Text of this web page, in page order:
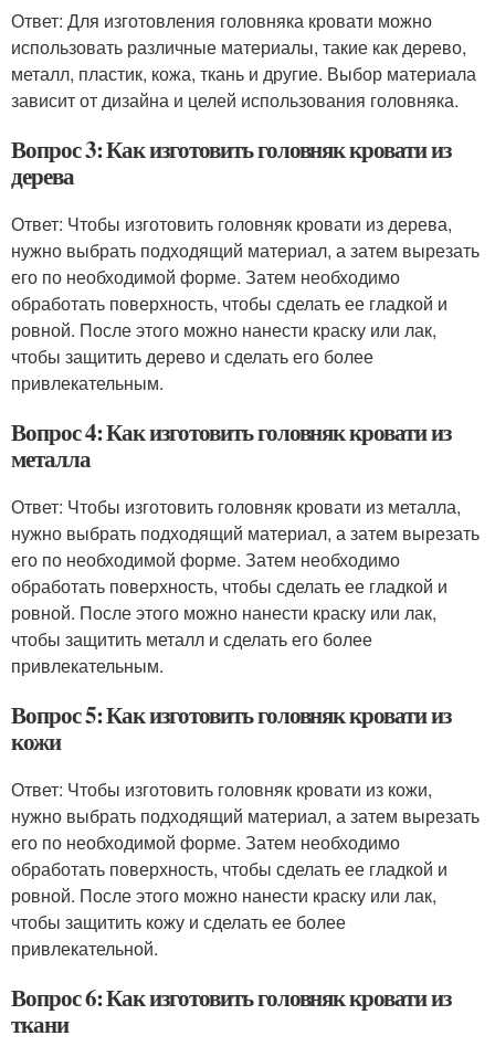
Ответ: Для изготовления головняка кровати можно
использовать различные материалы, такие как дерево,
металл, пластик, кожа, ткань и другие. Выбор материала
зависит от дизайна и целей использования головняка.
Вопрос 3: Как изготовить головняк кровати из
дерева
Ответ: Чтобы изготовить головняк кровати из дерева,
нужно выбрать подходящий материал, а затем вырезать
его по необходимой форме. Затем необходимо
обработать поверхность, чтобы сделать ее гладкой и
ровной. После этого можно нанести краску или лак,
чтобы защитить дерево и сделать его более
привлекательным.
Вопрос 4: Как изготовить головняк кровати из
металла
Ответ: Чтобы изготовить головняк кровати из металла,
нужно выбрать подходящий материал, а затем вырезать
его по необходимой форме. Затем необходимо
обработать поверхность, чтобы сделать ее гладкой и
ровной. После этого можно нанести краску или лак,
чтобы защитить металл и сделать его более
привлекательным.
Вопрос 5: Как изготовить головняк кровати из
кожи
Ответ: Чтобы изготовить головняк кровати из кожи,
нужно выбрать подходящий материал, а затем вырезать
его по необходимой форме. Затем необходимо
обработать поверхность, чтобы сделать ее гладкой и
ровной. После этого можно нанести краску или лак,
чтобы защитить кожу и сделать ее более
привлекательной.
Вопрос 6: Как изготовить головняк кровати из
ткани